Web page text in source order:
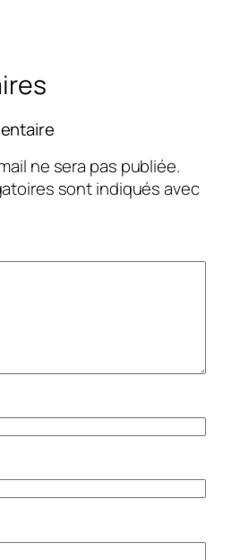
ne sera pas publiée.
sont indiqués avec